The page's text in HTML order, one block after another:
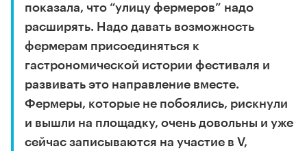
показала, что “улицу фермеров” надо
расширять. Надо давать возможность
фермерам присоединяться к
гастрономической истории фестиваля и
развивать это направление вместе.
Фермеры, которые не побоялись, рискнули
и вышли на площадку, очень довольны и уже
сейчас записываются на участие в V,